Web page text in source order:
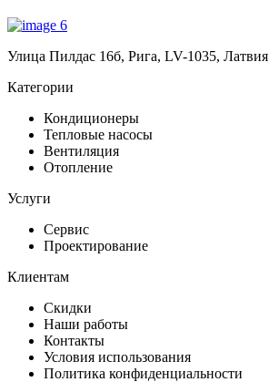
Улица Пилдас 16б, Рига, LV-1035, Латвия
Категории
Кондиционеры
Тепловые насосы
Вентиляция
Отопление
Услуги
Сервис
Проектирование
Клиентам
Скидки
Наши работы
Контакты
Условия использования
Политика конфиденциальности